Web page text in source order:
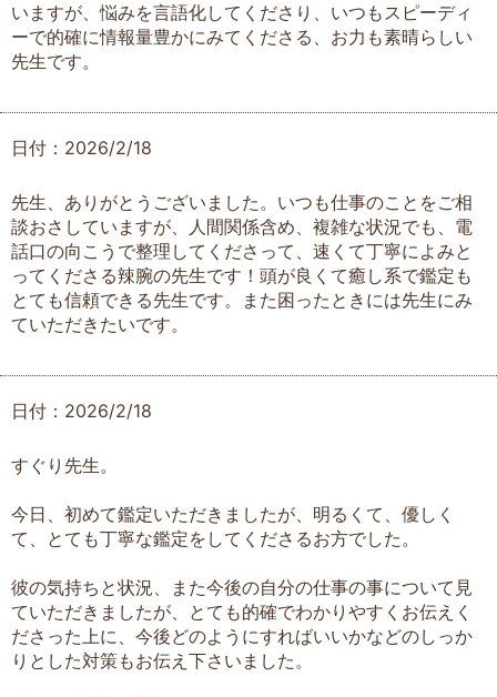
いますが、悩みを言語化してくださり、いつもスピーディ
ーで的確に情報量豊かにみてくださる、お力も素晴らしい
先生です。
日付：2026/2/18
先生、ありがとうございました。いつも仕事のことをご相
談おさしていますが、人間関係含め、複雑な状況でも、電
話口の向こうで整理してくださって、速くて丁寧によみと
ってくださる辣腕の先生です！頭が良くて癒し系で鑑定も
とても信頼できる先生です。また困ったときには先生にみ
ていただきたいです。
日付：2026/2/18
すぐり先生。
今日、初めて鑑定いただきましたが、明るくて、優しく
て、とても丁寧な鑑定をしてくださるお方でした。
彼の気持ちと状況、また今後の自分の仕事の事について見
ていただきましたが、とても的確でわかりやすくお伝えく
ださった上に、今後どのようにすればいいかなどのしっか
りとした対策もお伝え下さいました。